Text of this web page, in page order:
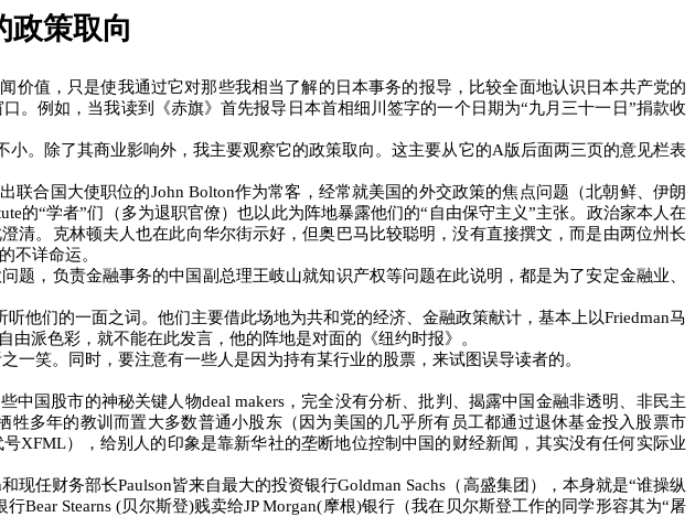
政策取向
值，只是使我通过它对那些我相当了解的日本事务的报导，比较全面地认识日本共产党的
。例如，当我读到《赤旗》首先报导日本首相细川签字的一个日期为“九月三十一日”捐款收
。除了其商业影响外，我主要观察它的政策取向。这主要从它的A版后面两三页的意见栏表
联合国大使职位的John Bolton作为常客，经常就美国的外交政策的焦点问题（北朝鲜、伊朗
的“学者”们（多为退职官僚）也以此为阵地暴露他们的“ 自由保守主义”主张。政治家本人在
清。克林顿夫人也在此向华尔街示好，但奥巴马比较聪明，没有直接撰文，而是由两位州长
不详命运。
题，负责金融事务的中国副总理王岐山就知识产权等问题在此说明，都是为了安定金融业、
他们的一面之词。他们主要借此场地为共和党的经济、金融政策献计，基本上以Friedman马
由派色彩，就不能在此发言，他的阵地是对面的《纽约时报》。
一笑。同时，要注意有一些人是因为持有某行业的股票，来试图误导读者的。
中国股市的神秘关键人物deal makers，完全没有分析、批判、揭露中国金融非透明、非民主
多年的教训而置大多数普通小股东（因为美国的几乎所有员工都通过退休基金投入股票市
号XFML），给别人的印象是靠新华社的垄断地位控制中国的财经新闻，其实没有任何实际业
和现任财务部长Paulson皆来自最大的投资银行Goldman Sachs （高盛集团），本身就是“谁操纵
行Bear Stearns (贝尔斯登)贱卖给JP Morgan(摩根)银行（我在贝尔斯登工作的同学形容其为“屠